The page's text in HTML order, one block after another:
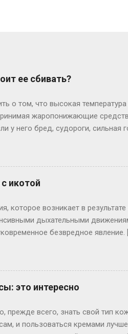
ее сбивать?
о том, что высокая
жаропонижающие
у него бред, судороги,
у которых, как правило,
организм не “включил” свою
все же лучше выпить
холодной водой – это
при ново...
икотой
которое возникает в
дыхательными
безвредное явление.
помогают несколько глотков
Например, при воспалительном
вызывает болезненные
мозга, при инфаркте
Если икота долго не
это интересно
прежде всего, знать свой тип
и пользоваться кремами